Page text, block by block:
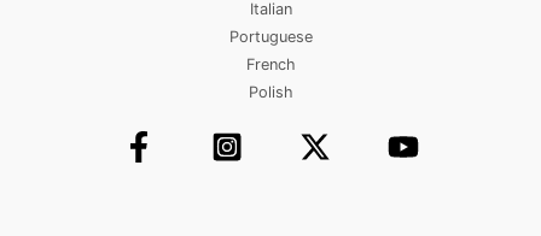
Italian
Portuguese
French
Polish